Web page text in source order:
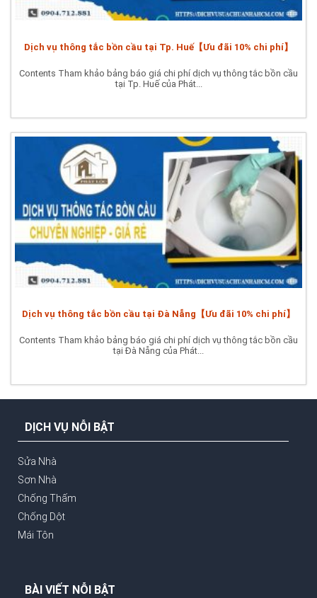
Dịch vụ thông tắc bồn cầu tại Tp. Huế【Ưu đãi 10% chi phí】
Contents Tham khảo bảng báo giá chi phí dịch vụ thông tắc bồn cầu
tại Tp. Huế của Phát...
Dịch vụ thông tắc bồn cầu tại Đà Nẵng【Ưu đãi 10% chi phí】
Contents Tham khảo bảng báo giá chi phí dịch vụ thông tắc bồn cầu
tại Đà Nẵng của Phát...
DỊCH VỤ NỖI BẬT
Sửa Nhà
Sơn Nhà
Chống Thấm
Chống Dột
Mái Tôn
BÀI VIẾT NỖI BẬT